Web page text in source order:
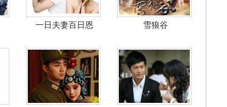
一日夫妻百日恩 雪狼谷